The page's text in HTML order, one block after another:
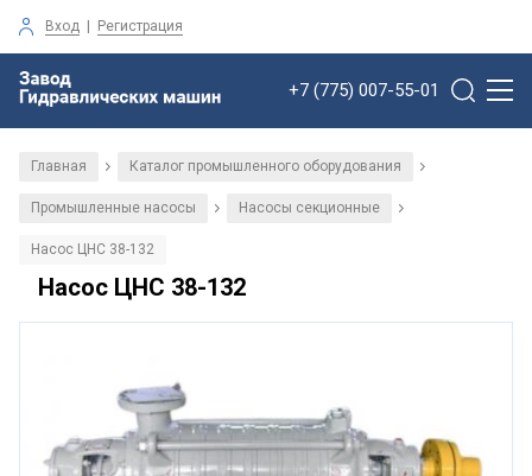
Вход | Регистрация
+7 (775) 007-55-01
Главная / Каталог промышленного оборудования /
Промышленные насосы / Насосы секционные /
Насос ЦНС 38-132
Насос ЦНС 38-132